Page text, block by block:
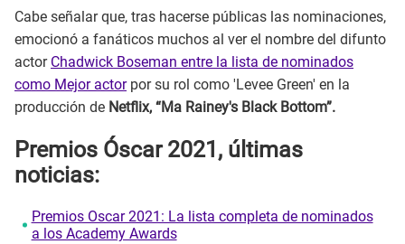
Cabe señalar que, tras hacerse públicas las nominaciones,
emocionó a fanáticos muchos al ver el nombre del difunto
actor Chadwick Boseman entre la lista de nominados
como Mejor actorpor su rol como 'Levee Green' en la
producción de Netflix, “Ma Rainey's Black Bottom”.
Premios Óscar 2021, últimas
noticias:
Premios Oscar 2021: La lista completa de nominados
a los Academy Awards